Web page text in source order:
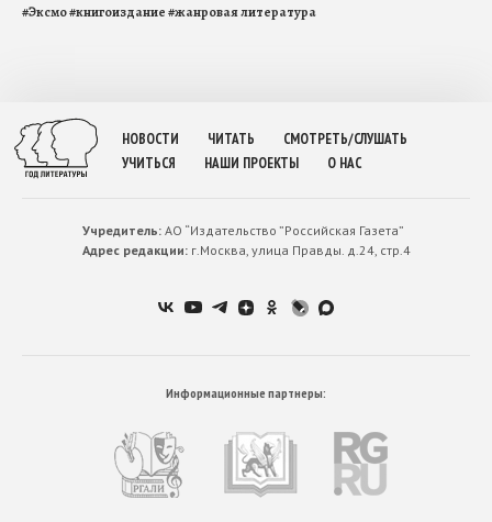
#Эксмо#книгоиздание#жанровая литература
НОВОСТИ ЧИТАТЬ
СМОТРЕТЬ/СЛУШАТЬ
УЧИТЬСЯ
НАШИ ПРОЕКТЫ О НАС
Учредитель:АО “Издательство ”Российская Газета”
Адрес редакции:г.Москва, улица Правды. д.24, стр.4
Информационные партнеры: